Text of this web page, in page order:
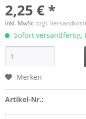
2,25 € *
inkl. MwSt.zzgl.
Sofort versandfertig,
Merken
Artikel-Nr.: